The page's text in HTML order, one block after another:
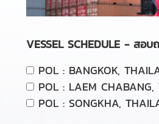
VESSEL SCHEDULE - สอบ
POL : BANGKOK,
POL : LAEM CHABANG,
POL : SONGKHA,